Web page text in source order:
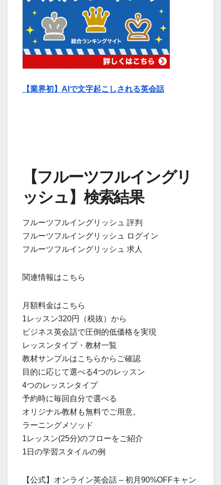
【業界初】AIで文字起こしされる英会話
【フルーツフルイングリ
ッシュ】検索結果
フルーツフルイングリッシュ 評判
フルーツフルイングリッシュ ログイン
フルーツフルイングリッシュ 求人
関連情報はこちら
月額料金はこちら
1レッスン320円（税抜）から
ビジネス英会話で圧倒的低価格を実現
レッスンタイプ・教材一覧
教材サンプルはこちらからご確認
目的に応じて選べる4つのレッスン
4つのレッスンタイプ
予約時に毎回自分で選べる
オリジナル教材も無料でご用意。
ラーニングメソッド
1レッスン(25分)のフローをご紹介
1日の学習スタイルの例
【公式】オンライン英会話 – 初月90%OFFキャン